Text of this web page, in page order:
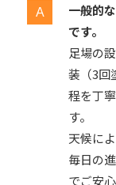
一般的
です。
足場の
装（3回
程を丁
す。
天候に
毎日の
でご安